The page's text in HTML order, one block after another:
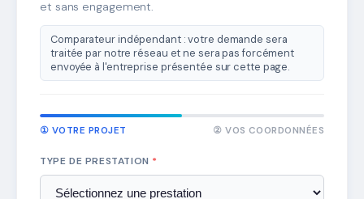
et sans engagement.
Comparateur indépendant : votre demande sera
traitée par notre réseau et ne sera pas forcément
envoyée à l'entreprise présentée sur cette page.
① VOTRE PROJET ② VOS COORDONNÉES
TYPE DE PRESTATION *